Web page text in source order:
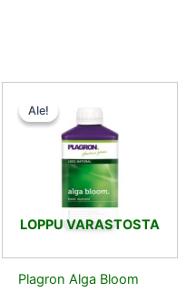
Ale!
LOPPU VARASTOSTA
Ale!
Plagron Alga Bloom
10,50 €.9,45 €.